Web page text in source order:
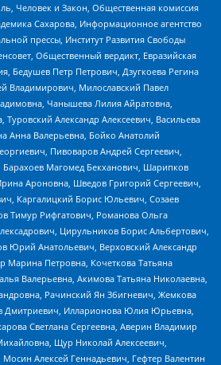
Человек и Закон, Общественная комиссия
Сахарова, Информационное агентство
прессы, Институт Развития Свободы
Общественный вердикт, Евразийская
Бедушев Петр Петрович, Дзугкоева Регина
Владимирович, Милославский Павел
Чанышева Лилия Айратовна,
Александр Алексеевич, Васильева
Анна Валерьевна, Бойко Анатолий
Пивоваров Андрей Сергеевич,
Барахоев Магомед Бекханович, Шарипков
Ароновна, Шведов Григорий Сергеевич,
Каргалицкий Борис Юльевич, Созаев
Тимур Рифгатович, Романова Ольга
Цирульников Борис Альбертович,
Юрий Анатольевич, Верховский Александр
Марина Петровна, Кочеткова Татьяна
Валерьевна, Акимова Татьяна Николаевна,
Рачинский Ян Збигневич, Жемкова
Дмитриевич, Илларионова Юлия Юрьевна,
Светлана Сергеевна, Аверин Владимир
Щур Николай Алексеевич,
Алексей Геннадьевич, Гефтер Валентин